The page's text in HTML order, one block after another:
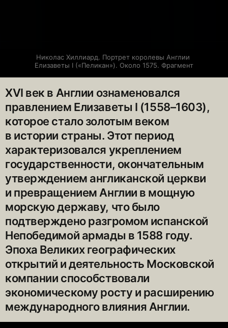
Николас Хиллиард. Портрет королевы Англии
Елизаветы I («Пеликан»). Около 1575. Фрагмент
XVI век в Англии ознаменовался
правлением Елизаветы I (1558–1603),
которое стало золотым веком
в истории страны. Этот период
характеризовался укреплением
государственности, окончательным
утверждением англиканской церкви
и превращением Англии в мощную
морскую державу, что было
подтверждено разгромом испанской
Непобедимой армады в 1588 году.
Эпоха Великих географических
открытий и деятельность Московской
компании способствовали
экономическому росту и расширению
международного влияния Англии.